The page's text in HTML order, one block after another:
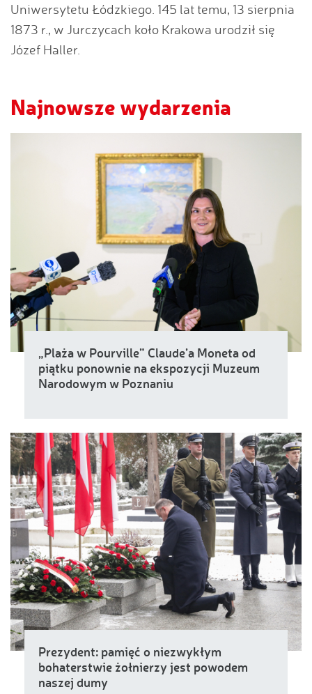
Uniwersytetu Łódzkiego. 145 lat temu, 13 sierpnia
1873 r., w Jurczycach koło Krakowa urodził się
Józef Haller.
Najnowsze wydarzenia
„Plaża w Pourville” Claude’a Moneta od
piątku ponownie na ekspozycji Muzeum
Narodowym w Poznaniu
Prezydent: pamięć o niezwykłym
bohaterstwie żołnierzy jest powodem
naszej dumy